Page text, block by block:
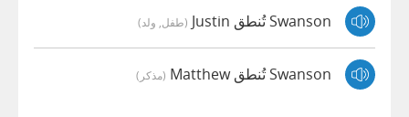
Swanson تُنطق Justin (طفل, ولد)
Swanson تُنطق Matthew (مذكر)